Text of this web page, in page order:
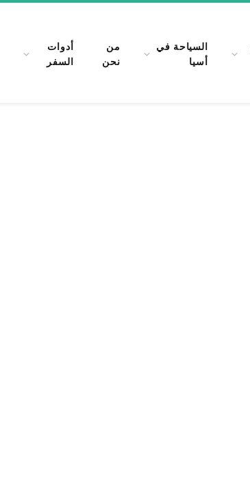
السياحة في
أسيا
من
نحن
أدوات
السفر